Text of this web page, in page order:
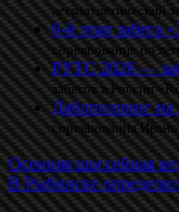
легкоатлетический
6-й этап забега
соревнование по
РУТС 2026 —
забегов в России
Даблполлинг на
соревнования
Осенняя шоссейная
В Рыбинске